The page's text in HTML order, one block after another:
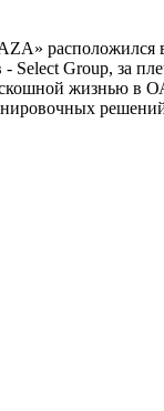
расположился
Group, за
жизнью в